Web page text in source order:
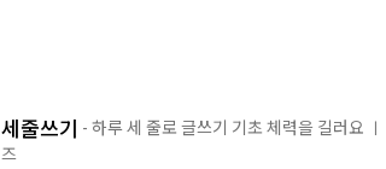
세줄쓰기 - 하루 세 줄로 글쓰기 기초 체력을 길러요
즈